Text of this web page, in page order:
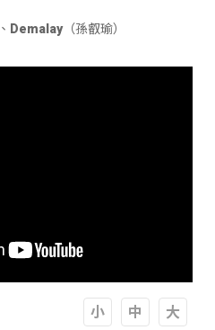
、 Demalay（孫叡瑜）